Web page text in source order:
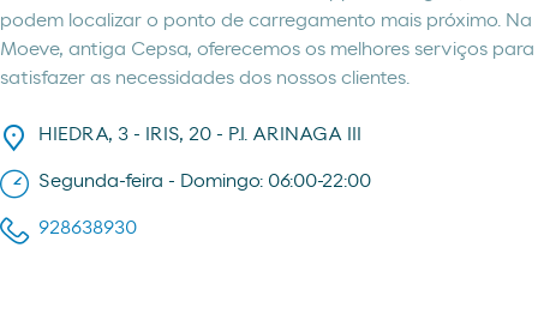
podem localizar o ponto de carregamento mais próximo. Na
Moeve, antiga Cepsa, oferecemos os melhores serviços para
satisfazer as necessidades dos nossos clientes.
HIEDRA, 3 - IRIS, 20 - P.I. ARINAGA III
Segunda-feira - Domingo: 06:00-22:00
928638930